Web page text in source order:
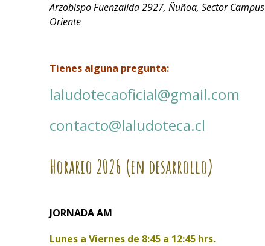
Arzobispo Fuenzalida 2927, Ñuñoa, Sector Campus
Oriente
Tienes alguna pregunta:
laludotecaoficial@gmail.com
contacto@laludoteca.cl
Horario 2026 (en desarrollo)
JORNADA AM
Lunes a Viernes de 8:45 a 12:45 hrs.